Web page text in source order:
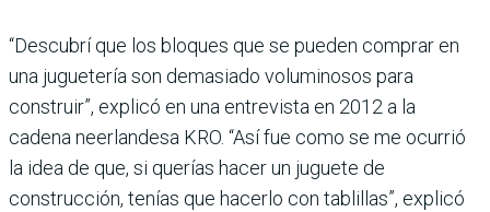
“Descubrí que los bloques que se pueden comprar en
una juguetería son demasiado voluminosos para
construir”, explicó en una entrevista en 2012 a la
cadena neerlandesa KRO. “Así fue como se me ocurrió
la idea de que, si querías hacer un juguete de
construcción, tenías que hacerlo con tablillas”, explicó